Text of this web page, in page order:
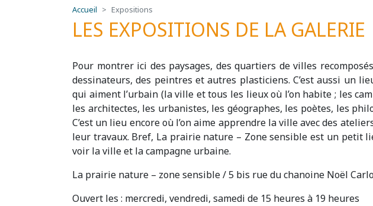
Accueil Expositions
LES EXPOSITIONS DE LA GALERIE
Pour montrer ici des paysages, des quartiers de villes
dessinateurs, des peintres et autres plasticiens. C’est aussi un
qui aiment l’urbain (la ville et tous les lieux où l’on habite ; les
les architectes, les urbanistes, les géographes, les poètes, les
C’est un lieu encore où l’on aime apprendre la ville avec des
leur travaux. Bref, La prairie nature – Zone sensible est un petit
voir la ville et la campagne urbaine.
La prairie nature – zone sensible / 5 bis rue du chanoine Noël
Ouvert les : mercredi, vendredi, samedi de 15 heures à 19 heures